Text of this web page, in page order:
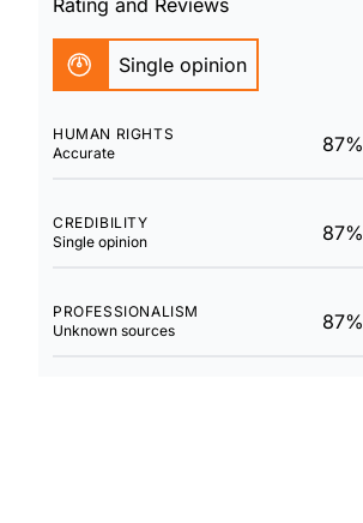
Rating and Reviews
Single opinion
HUMAN RIGHTS
Accurate
87%
CREDIBILITY
Single opinion
87%
PROFESSIONALISM
Unknown sources
87%